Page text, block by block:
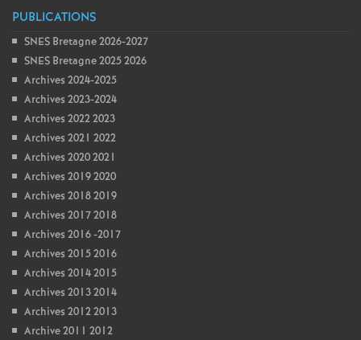
PUBLICATIONS
SNES Bretagne 2026-2027
SNES Bretagne 2025 2026
Archives 2024-2025
Archives 2023-2024
Archives 2022 2023
Archives 2021 2022
Archives 2020 2021
Archives 2019 2020
Archives 2018 2019
Archives 2017 2018
Archives 2016 -2017
Archives 2015 2016
Archives 2014 2015
Archives 2013 2014
Archives 2012 2013
Archive 2011 2012